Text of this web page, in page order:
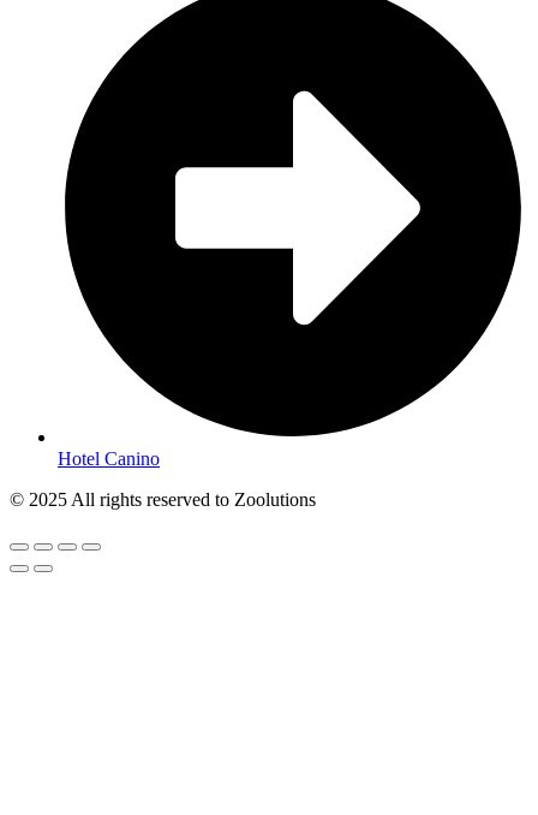
Hotel Canino
© 2025 All rights reserved to Zoolutions